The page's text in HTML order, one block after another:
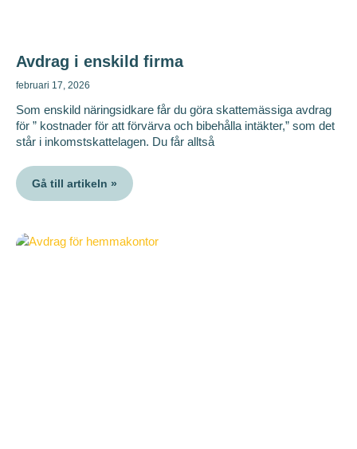
Avdrag i enskild firma
februari 17, 2026
Som enskild näringsidkare får du göra skattemässiga avdrag
för ” kostnader för att förvärva och bibehålla intäkter,” som det
står i inkomstskattelagen. Du får alltså
Gå till artikeln »